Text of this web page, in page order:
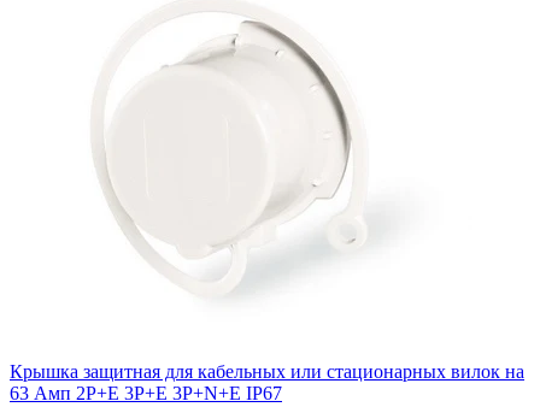
Крышка защитная для кабельных или стационарных вилок на
63 Амп 2P+E 3P+E 3P+N+E IP67